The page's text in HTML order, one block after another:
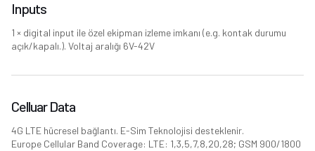
Inputs
1 × digital input ile özel ekipman izleme imkanı (e.g. kontak durumu
açık/kapalı.). Voltaj aralığı 6V-42V
Celluar Data
4G LTE hücresel bağlantı. E-Sim Teknolojisi desteklenir.
Europe Cellular Band Coverage: LTE: 1,3,5,7,8,20,28; GSM 900/1800